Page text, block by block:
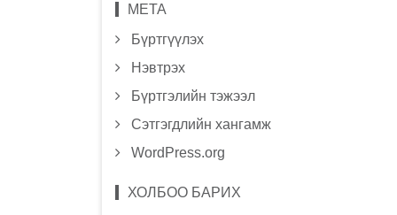
МЕТА
Бүртгүүлэх
Нэвтрэх
Бүртгэлийн тэжээл
Сэтгэгдлийн хангамж
WordPress.org
ХОЛБОО БАРИХ